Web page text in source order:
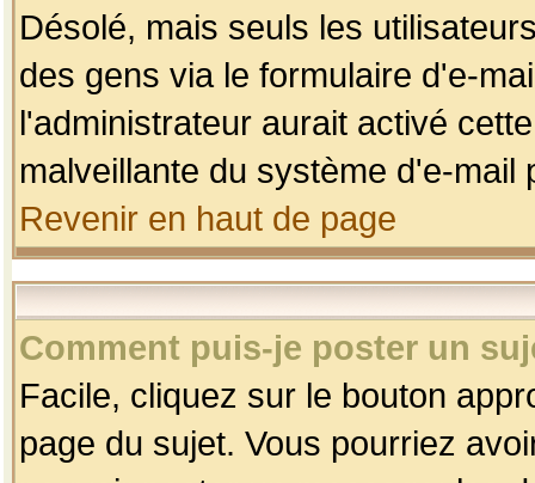
Désolé, mais seuls les
des gens via le formulaire d'e-
l'administrateur aurait activé
malveillante du système d'e-
Revenir en haut de page
Comment puis-je poster un
Facile, cliquez sur le bouton
page du sujet. Vous pourriez